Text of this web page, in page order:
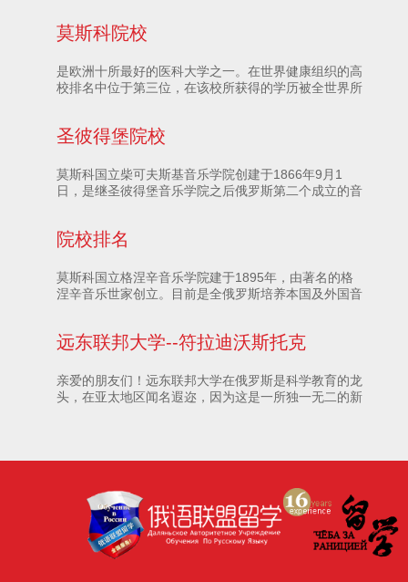
莫斯科院校
是欧洲十所最好的医科大学之一。在世界健康组织的高
校排名中位于第三位，在该校所获得的学历被全世界所
学和心理医学学制为5年。
圣彼得堡院校
莫斯科国立柴可夫斯基音乐学院创建于1866年9月1
日，是继圣彼得堡音乐学院之后俄罗斯第二个成立的音
古拉·鲁宾斯坦（Nikolay Rubinstein）（1835-
院校排名
莫斯科国立格涅辛音乐学院建于1895年，由著名的格
涅辛音乐世家创立。目前是全俄罗斯培养本国及外国音
远东联邦大学--符拉迪沃斯托克
亲爱的朋友们！远东联邦大学在俄罗斯是科学教育的龙
头，在亚太地区闻名遐迩，因为这是一所独一无二的新